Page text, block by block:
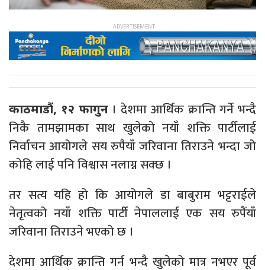
काठमाडौं, १२ फागुन। देशमा आर्थिक क्रान्ति गर्ने भन्दै
निकै तामझामका साथ खुलेको नयाँ शक्ति पार्टीलाई
निर्वाचन आयोगले सय रुपैयाँ जरिवाना तिराउने भन्दा जो
कोहि लाई पनि विश्वास नलाग्न सक्छ ।
तर सत्य यहि हो कि आयोगले डा बाबुराम भट्टराईले
नेतृत्वको नयाँ शक्ति पार्टी नेपाललाई एक सय रुपैंयाँ
जरिवाना तिराउने भएको छ ।
देशमा आर्थिक क्रान्ति गर्न भन्दै खुलेको मात्र नभएर पूर्व